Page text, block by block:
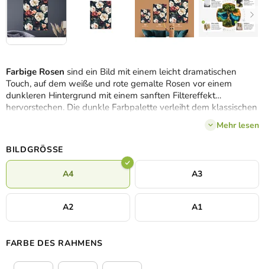
Farbige Rosen sind ein Bild mit einem leicht dramatischen
Touch, auf dem weiße und rote gemalte Rosen vor einem
dunkleren Hintergrund mit einem sanften Filtereffekt
hervorstechen. Die dunkle Farbpalette verleiht dem klassischen
Atmosphäre. Es eignet sich hervorragend für Schlafzimmer,
Bibliotheken oder Innenräume mit Vintage- oder Glamour-
Elementen.
Mehr lesen
BILDGRÖSSE
A4 A3
A2 A1
FARBE DES RAHMENS